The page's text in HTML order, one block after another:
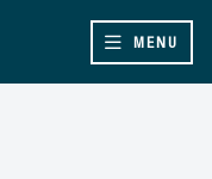
MENU